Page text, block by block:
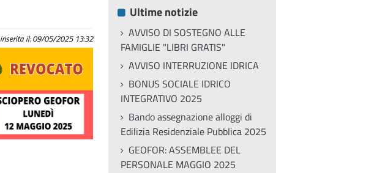
inserita il: 09/05/2025 13:32
Ultime notizie
AVVISO DI SOSTEGNO ALLE
FAMIGLIE "LIBRI GRATIS"
AVVISO INTERRUZIONE IDRICA
BONUS SOCIALE IDRICO
INTEGRATIVO 2025
Bando assegnazione alloggi di
Edilizia Residenziale Pubblica 2025
GEOFOR: ASSEMBLEE DEL
PERSONALE MAGGIO 2025